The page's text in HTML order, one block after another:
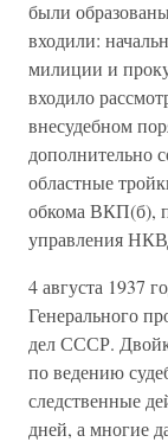
были
входили:
милиции и
входило
внесудебном
дополнительно
областные
обкома ВКП(б),
управления
4 августа 1937
Генерального
дел СССР.
по ведению
следственные
дней, а многие